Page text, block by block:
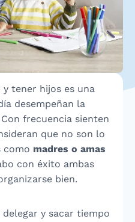
tener hijos es una
desempeñan la
frecuencia sienten
que no son lo
como madres o amas
con éxito ambas
bien.
y sacar tiempo